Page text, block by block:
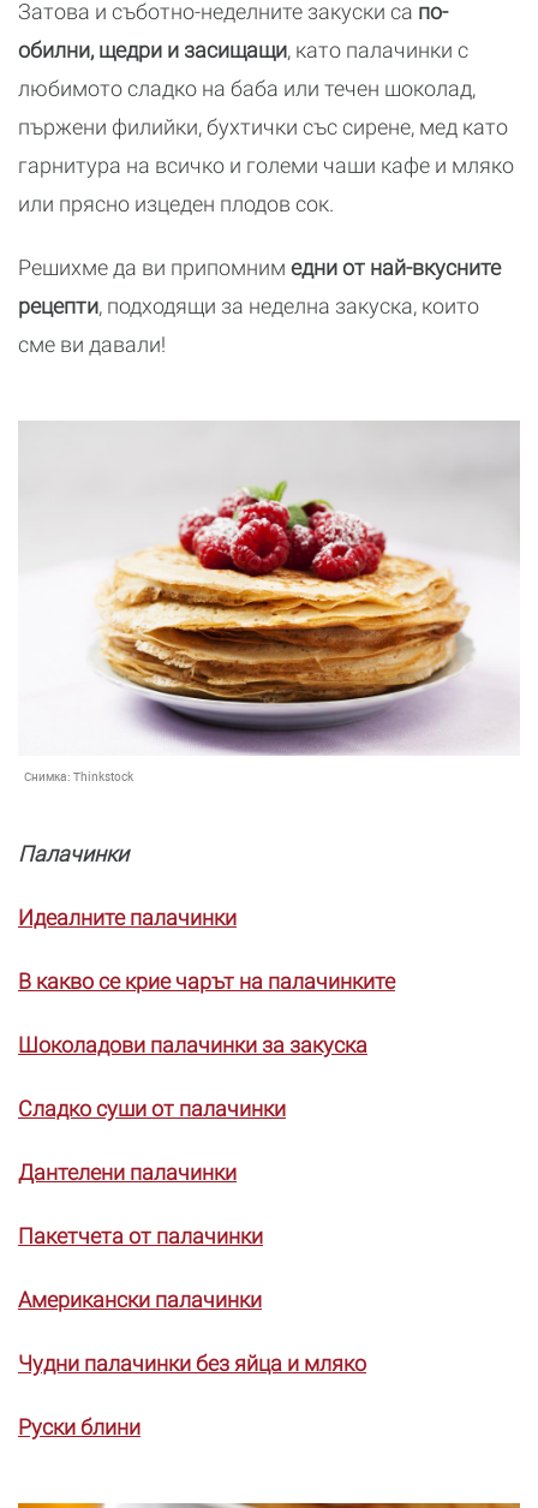
Затова и съботно-неделните закуски са по-
обилни, щедри и засищащи, като палачинки с
любимото сладко на баба или течен шоколад,
пържени филийки, бухтички със сирене, мед като
гарнитура на всичко и големи чаши кафе и мляко
или прясно изцеден плодов сок.
Решихме да ви припомним едни от най-вкусните
рецепти, подходящи за неделна закуска, които
сме ви давали!
Снимка: Thinkstock
Палачинки
Идеалните палачинки
В какво се крие чарът на палачинките
Шоколадови палачинки за закуска
Сладко суши от палачинки
Дантелени палачинки
Пакетчета от палачинки
Американски палачинки
Чудни палачинки без яйца и мляко
Руски блини